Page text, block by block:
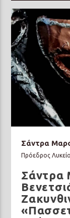
Current track
Σύνδεση
Σάντρα
Πρόεδρος
Σάντρα